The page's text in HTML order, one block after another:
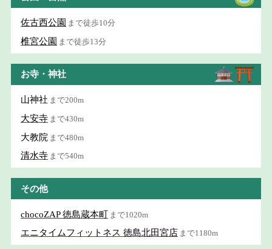
佐古西公園 まで徒歩10分
椎宮公園 まで徒歩13分
お寺・神社
山神社 まで200m
大安寺 まで430m
大教院 まで480m
清水寺 まで540m
その他
chocoZAP 徳島蔵本町 まで1020m
エニタイムフィットネス 徳島北田宮店 まで1180m